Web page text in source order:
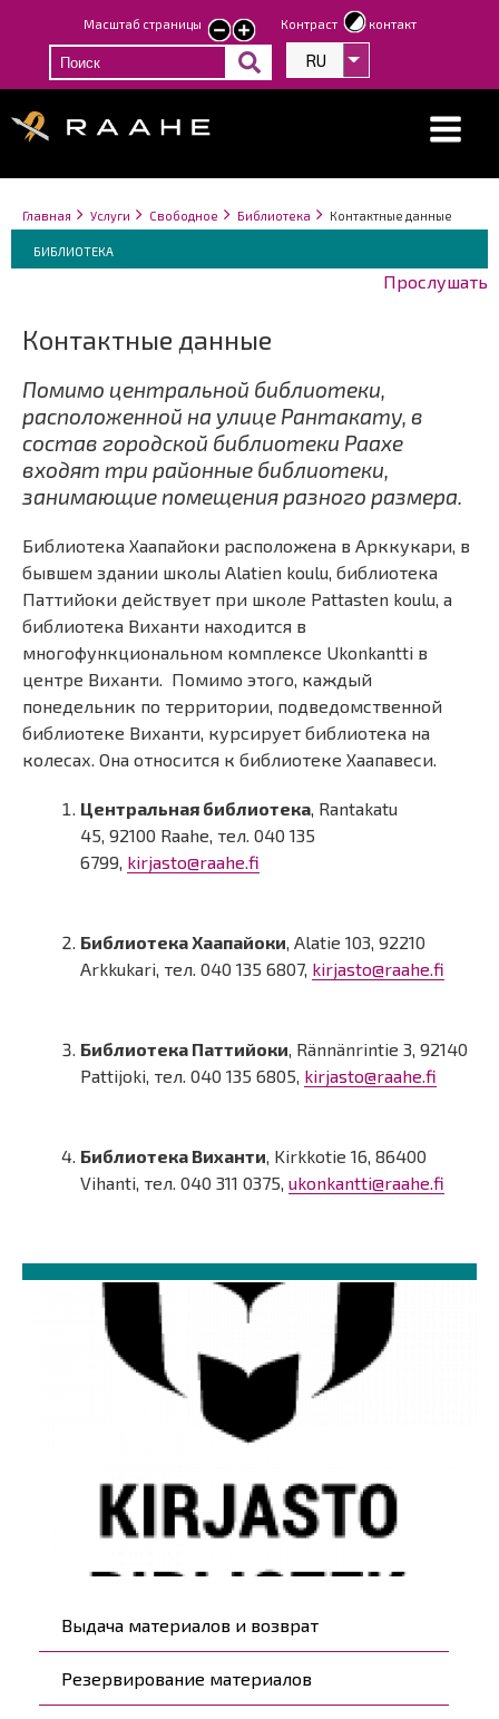
Перейти
к
основному
Масштаб страницы
smallerlarger
text
Контраст контакт
RU Список
Строка
навигации
You
here:
Главная Услуги Свободное Библиотека Контактные данные
Breadcrumbs
You
are
БИБЛИОТЕКА
Прослушать
Päävalikko
Выдача материалов и возврат
Резервирование материалов
Контактные данные
Помимо центральной библиотеки,
расположенной на улице Рантакату, в
состав городской библиотеки Раахе
входят три районные библиотеки,
занимающие помещения разного размера.
Библиотека Хаапайоки расположена в Арккукари, в
бывшем здании школы Аlatien koulu, библиотека
Паттийоки действует при школе Pattasten koulu, а
библиотека Виханти находится в
многофункциональном комплексе Ukonkantti в
центре Виханти. Помимо этого, каждый
понедельник по территории, подведомственной
библиотеке Виханти, курсирует библиотека на
колесах. Она относится к библиотеке Хаапавеси.
Центральная библиотека, Rantakatu
45, 92100 Raahe, тел. 040 135
6799, kirjasto@raahe.fi
Библиотека Хаапайоки, Alatie 103, 92210
Arkkukari, тел. 040 135 6807, kirjasto@raahe.fi
Библиотека Паттийоки, Rännänrintie 3, 92140
Pattijoki, тел. 040 135 6805, kirjasto@raahe.fi
Библиотека Виханти, Kirkkotie 16, 86400
Vihanti, тел. 040 311 0375, ukonkantti@raahe.fi